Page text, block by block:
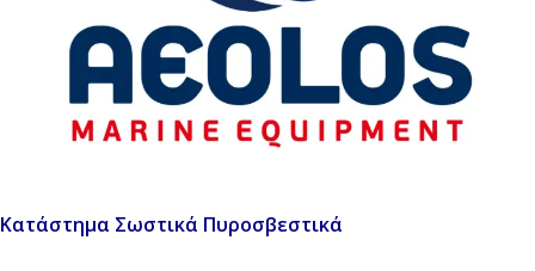
Κατάστημα Σωστικά Πυροσβεστικά